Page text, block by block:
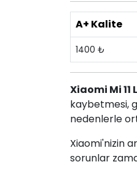
A+ Kalite
1400 ₺
Xiaomi Mi
kaybetmesi,
nedenlerle
Xiaomi'nizin
sorunlar